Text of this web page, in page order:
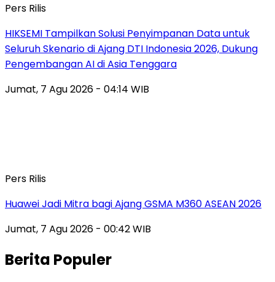
Pers Rilis
HIKSEMI Tampilkan Solusi Penyimpanan Data untuk
Seluruh Skenario di Ajang DTI Indonesia 2026, Dukung
Pengembangan AI di Asia Tenggara
Jumat, 7 Agu 2026 - 04:14 WIB
Pers Rilis
Huawei Jadi Mitra bagi Ajang GSMA M360 ASEAN 2026
Jumat, 7 Agu 2026 - 00:42 WIB
Berita Populer